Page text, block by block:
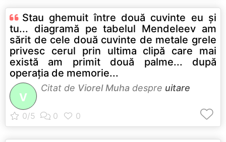
Stau ghemuit între două cuvinte eu şi
tu... diagramă pe tabelul Mendeleev am
sărit de cele două cuvinte de metale grele
privesc cerul prin ultima clipă care mai
există am primit două palme... după
operaţia de memorie...
V
Citat de Viorel Muha despre uitare